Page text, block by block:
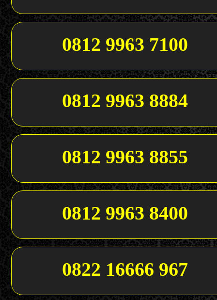
0812 9963 7100
0812 9963 8884
0812 9963 8855
0812 9963 8400
0822 16666 967